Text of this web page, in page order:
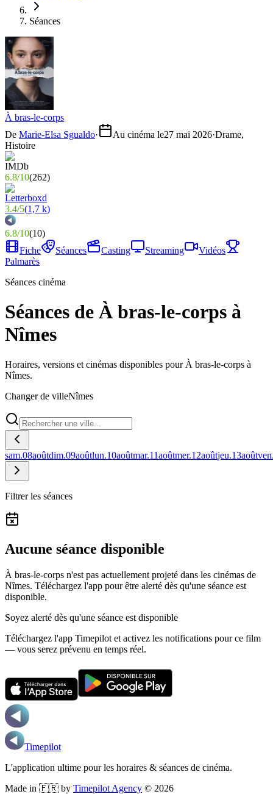
Séances
À bras-le-corps
De Marie-Elsa Sgualdo· Au cinéma le27 mai 2026·Drame,
Histoire
6.8/10(262)
3.4/5(1,7 k)
6.8/10(10)
Fiche
Séances Casting Streaming
Vidéos
Palmarès
Séances cinéma
Séances de À bras-le-corps à
Nîmes
Horaires, versions et cinémas disponibles pour À bras-le-corps à
Nîmes.
Changer de villeNîmes
sam.08aoûtdim.09aoûtlun.10aoûtmar.11aoûtmer.12aoûtjeu.13août
Filtrer les séances
Aucune séance disponible
À bras-le-corps n'est pas actuellement projeté dans les cinémas de
Nîmes. Téléchargez l'app pour être alerté dès qu'une séance est
disponible.
Soyez alerté dès qu'une séance est disponible
Téléchargez l'app Timepilot et activez les notifications pour ce film
— vous serez prévenu en temps réel.
Timepilot
L'application ultime pour les horaires & séances de cinéma.
Made in 🇫🇷 by Timepilot Agency © 2026